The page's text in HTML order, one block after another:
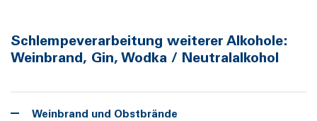
Schlempeverarbeitung weiterer Alkohole:
Weinbrand, Gin, Wodka / Neutralalkohol
Weinbrand und Obstbrände